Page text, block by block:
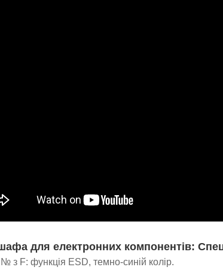
для електронних компонентів:
з F: функція ESD, темно-синій колір.